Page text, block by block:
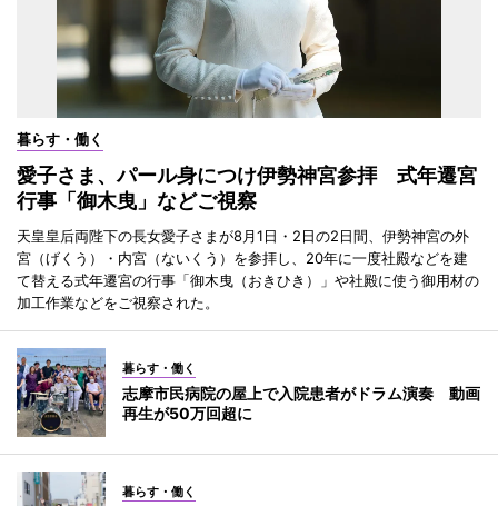
暮らす・働く
愛子さま、パール身につけ伊勢神宮参拝 式年遷宮
行事「御木曳」などご視察
天皇皇后両陛下の長女愛子さまが8月1日・2日の2日間、伊勢神宮の外
宮（げくう）・内宮（ないくう）を参拝し、20年に一度社殿などを建
て替える式年遷宮の行事「御木曳（おきひき）」や社殿に使う御用材の
加工作業などをご視察された。
暮らす・働く
志摩市民病院の屋上で入院患者がドラム演奏 動画
再生が50万回超に
暮らす・働く